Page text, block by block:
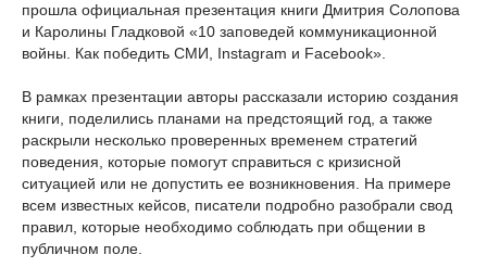
прошла официальная презентация книги Дмитрия Солопова
и Каролины Гладковой «10 заповедей коммуникационной
войны. Как победить СМИ, Instagram и Facebook».
В рамках презентации авторы рассказали историю создания
книги, поделились планами на предстоящий год, а также
раскрыли несколько проверенных временем стратегий
поведения, которые помогут справиться с кризисной
ситуацией или не допустить ее возникновения. На примере
всем известных кейсов, писатели подробно разобрали свод
правил, которые необходимо соблюдать при общении в
публичном поле.